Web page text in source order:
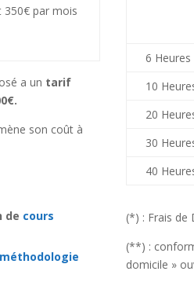
350€ par mois
a un tarif
son coût à
de cours
6 Heures
10
20
30
40
(*) : Frais de
(**) :
domicile »